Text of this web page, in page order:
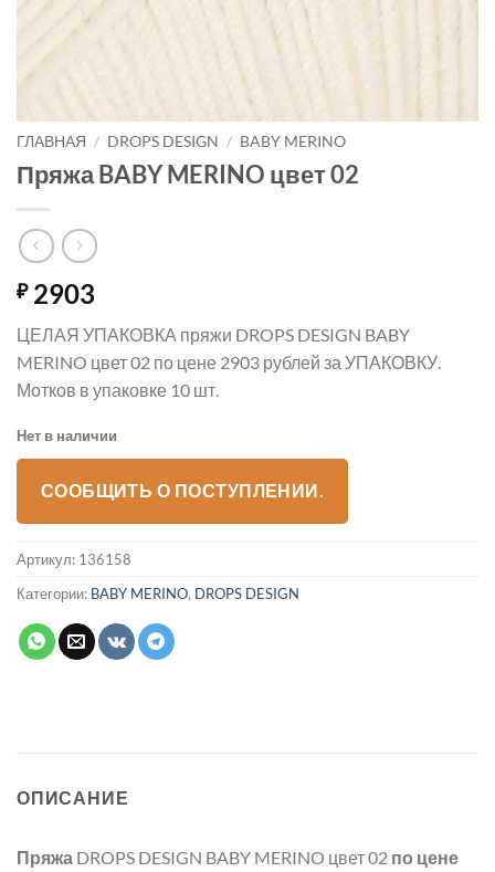
ГЛАВНАЯ / DROPS DESIGN / BABY MERINO
Пряжа BABY MERINO цвет 02
₽2903
ЦЕЛАЯ УПАКОВКА пряжи DROPS DESIGN BABY
MERINO цвет 02 по цене 2903 рублей за УПАКОВКУ.
Мотков в упаковке 10 шт.
Нет в наличии
СООБЩИТЬ О ПОСТУПЛЕНИИ.
Артикул: 136158
Категории: BABY MERINO, DROPS DESIGN
ОПИСАНИЕ
Пряжа DROPS DESIGN BABY MERINO цвет 02 по цене